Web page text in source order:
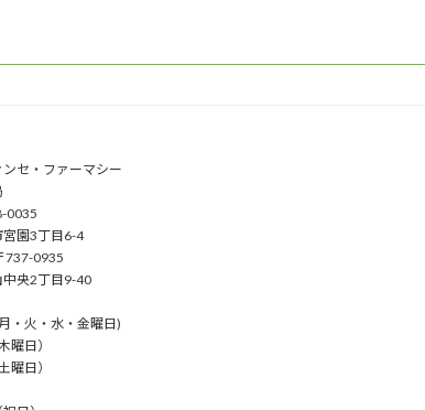
セ・ファーマシー
0035
宮園3丁目6-4
737-0935
中央2丁目9-40
・⽕・⽔・⾦曜⽇)
曜⽇）
曜⽇）